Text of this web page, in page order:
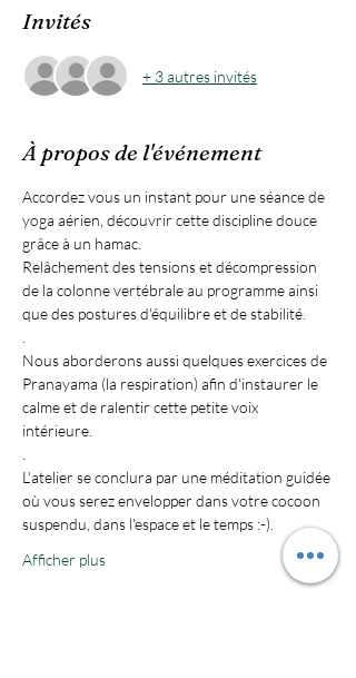
Invités
+ 3 autres invités
À propos de l'événement
Accordez vous un instant pour une séance de
yoga aérien, découvrir cette discipline douce
grâce à un hamac.
Relâchement des tensions et décompression
de la colonne vertébrale au programme ainsi
que des postures d'équilibre et de stabilité.
Nous aborderons aussi quelques exercices de
Pranayama (la respiration) afin d'instaurer le
calme et de ralentir cette petite voix
intérieure.
L'atelier se conclura par une méditation guidée
où vous serez envelopper dans votre cocoon
suspendu, dans l'espace et le temps :-).
Afficher plus